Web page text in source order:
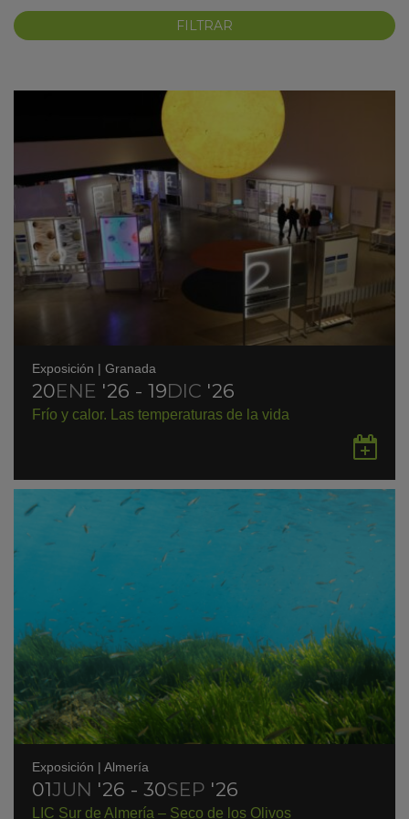
Exposición | Granada
20ENE '26 - 19DIC '26
Frío y calor. Las temperaturas de la vida
en
Exposición | Almería
01JUN '26 - 30SEP '26
LIC Sur de Almería – Seco de los Olivos